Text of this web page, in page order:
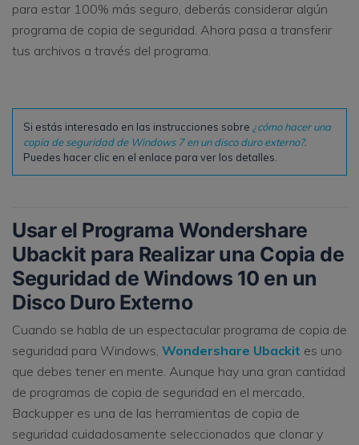
para estar 100% más seguro, deberás considerar algún
programa de copia de seguridad. Ahora pasa a transferir
tus archivos a través del programa.
Si estás interesado en las instrucciones sobre ¿cómo hacer una
copia de seguridad de Windows 7 en un disco duro externo?.
Puedes hacer clic en el enlace para ver los detalles.
Usar el Programa Wondershare
Ubackit para Realizar una Copia de
Seguridad de Windows 10 en un
Disco Duro Externo
Cuando se habla de un espectacular programa de copia de
seguridad para Windows, Wondershare Ubackit es uno
que debes tener en mente. Aunque hay una gran cantidad
de programas de copia de seguridad en el mercado,
Backupper es una de las herramientas de copia de
seguridad cuidadosamente seleccionados que clonar y